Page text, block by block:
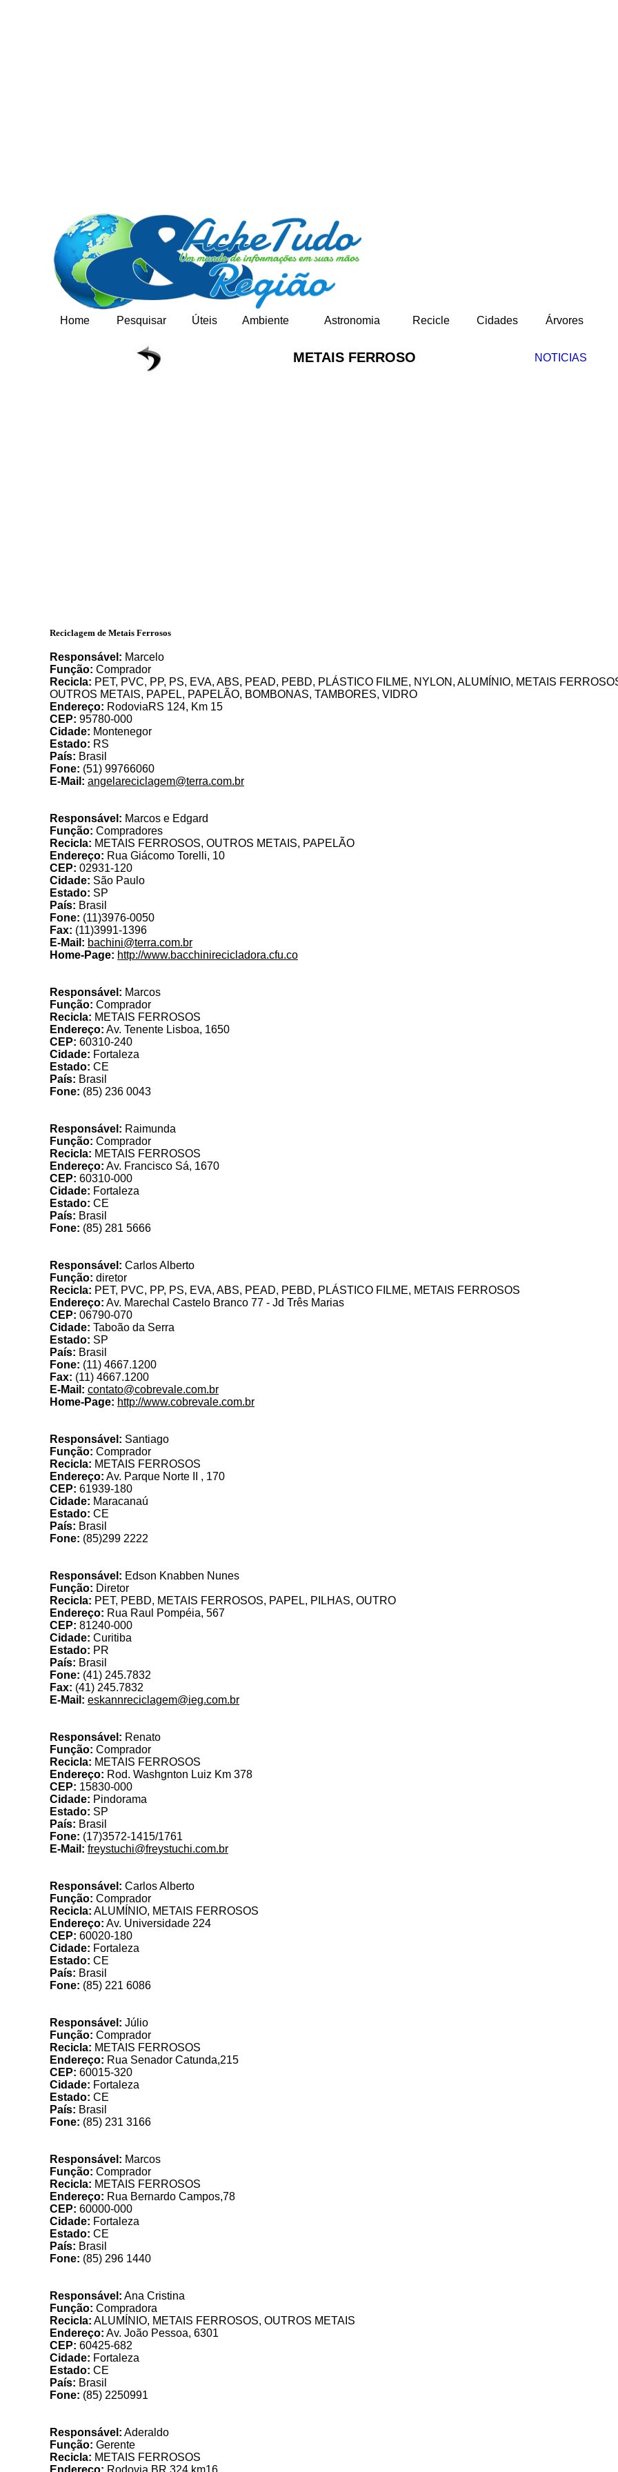
Home Pesquisar Úteis Ambiente Astronomia Recicle Cidades Árvores
METAIS FERROSO NOTICIAS
Reciclagem de Metais Ferrosos
Responsável: Marcelo
Função: Comprador
Recicla: PET, PVC, PP, PS, EVA, ABS, PEAD, PEBD, PLÁSTICO FILME, NYLON, ALUMÍNIO, METAIS
OUTROS METAIS, PAPEL, PAPELÃO, BOMBONAS, TAMBORES, VIDRO
Endereço: RodoviaRS 124, Km 15
CEP: 95780-000
Cidade: Montenegor
Estado: RS
País: Brasil
Fone: (51) 99766060
E-Mail: angelareciclagem@terra.com.br
Responsável: Marcos e Edgard
Função: Compradores
Recicla: METAIS FERROSOS, OUTROS METAIS, PAPELÃO
Endereço: Rua Giácomo Torelli, 10
CEP: 02931-120
Cidade: São Paulo
Estado: SP
País: Brasil
Fone: (11)3976-0050
Fax: (11)3991-1396
E-Mail: bachini@terra.com.br
Home-Page: http://www.bacchinirecicladora.cfu.co
Responsável: Marcos
Função: Comprador
Recicla: METAIS FERROSOS
Endereço: Av. Tenente Lisboa, 1650
CEP: 60310-240
Cidade: Fortaleza
Estado: CE
País: Brasil
Fone: (85) 236 0043
Responsável: Raimunda
Função: Comprador
Recicla: METAIS FERROSOS
Endereço: Av. Francisco Sá, 1670
CEP: 60310-000
Cidade: Fortaleza
Estado: CE
País: Brasil
Fone: (85) 281 5666
Responsável: Carlos Alberto
Função: diretor
Recicla: PET, PVC, PP, PS, EVA, ABS, PEAD, PEBD, PLÁSTICO FILME, METAIS FERROSOS
Endereço: Av. Marechal Castelo Branco 77 - Jd Três Marias
CEP: 06790-070
Cidade: Taboão da Serra
Estado: SP
País: Brasil
Fone: (11) 4667.1200
Fax: (11) 4667.1200
E-Mail: contato@cobrevale.com.br
Home-Page: http://www.cobrevale.com.br
Responsável: Santiago
Função: Comprador
Recicla: METAIS FERROSOS
Endereço: Av. Parque Norte II , 170
CEP: 61939-180
Cidade: Maracanaú
Estado: CE
País: Brasil
Fone: (85)299 2222
Responsável: Edson Knabben Nunes
Função: Diretor
Recicla: PET, PEBD, METAIS FERROSOS, PAPEL, PILHAS, OUTRO
Endereço: Rua Raul Pompéia, 567
CEP: 81240-000
Cidade: Curitiba
Estado: PR
País: Brasil
Fone: (41) 245.7832
Fax: (41) 245.7832
E-Mail: eskannreciclagem@ieg.com.br
Responsável: Renato
Função: Comprador
Recicla: METAIS FERROSOS
Endereço: Rod. Washgnton Luiz Km 378
CEP: 15830-000
Cidade: Pindorama
Estado: SP
País: Brasil
Fone: (17)3572-1415/1761
E-Mail: freystuchi@freystuchi.com.br
Responsável: Carlos Alberto
Função: Comprador
Recicla: ALUMÍNIO, METAIS FERROSOS
Endereço: Av. Universidade 224
CEP: 60020-180
Cidade: Fortaleza
Estado: CE
País: Brasil
Fone: (85) 221 6086
Responsável: Júlio
Função: Comprador
Recicla: METAIS FERROSOS
Endereço: Rua Senador Catunda,215
CEP: 60015-320
Cidade: Fortaleza
Estado: CE
País: Brasil
Fone: (85) 231 3166
Responsável: Marcos
Função: Comprador
Recicla: METAIS FERROSOS
Endereço: Rua Bernardo Campos,78
CEP: 60000-000
Cidade: Fortaleza
Estado: CE
País: Brasil
Fone: (85) 296 1440
Responsável: Ana Cristina
Função: Compradora
Recicla: ALUMÍNIO, METAIS FERROSOS, OUTROS METAIS
Endereço: Av. João Pessoa, 6301
CEP: 60425-682
Cidade: Fortaleza
Estado: CE
País: Brasil
Fone: (85) 2250991
Responsável: Aderaldo
Função: Gerente
Recicla: METAIS FERROSOS
Endereço: Rodovia BR 324 km16